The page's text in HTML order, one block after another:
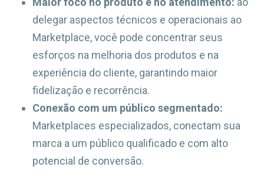
delegar aspectos técnicos e operacionais ao
Marketplace, você pode concentrar seus
esforços na melhoria dos produtos e na
experiência do cliente, garantindo maior
fidelização e recorrência.
Conexão com um público segmentado:
Marketplaces especializados, conectam sua
marca a um público qualificado e com alto
potencial de conversão.